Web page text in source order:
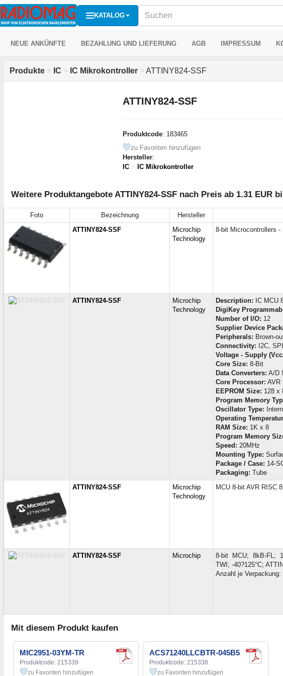
KATALOG
NEUE ANKÜNFTE BEZAHLUNG UND LIEFERUNG AGB IMPRESSUM
Produkte > IC > IC Mikrokontroller > ATTINY824-SSF
ATTINY824-SSF
Produktcode: 183465
zu Favoriten hinzufügen
Hersteller:
IC > IC Mikrokontroller
Weitere Produktangebote ATTINY824-SSF nach Preis ab 1.31 EUR
Foto Bezeichnung Hersteller
ATTINY824-SSF
Microchip
Technology
8-bit Microcontrollers
ATTINY824-SSF
Microchip
Technology
Description: IC MCU
DigiKey
Number of I/O: 12
Supplier Device
Peripherals: Brown-
Connectivity: I2C,
Voltage - Supply
Core Size: 8-Bit
Data Converters: A/D
Core Processor: AVR
EEPROM Size: 128 x
Program Memory
Oscillator Type:
Operating
RAM Size: 1K x 8
Program Memory
Speed: 20MHz
Mounting Type:
Package / Case: 14-
Packaging: Tube
ATTINY824-SSF
Microchip
Technology
MCU 8-bit AVR RISC
ATTINY824-SSF Microchip
8-bit MCU; 8kB-FL;
TWI; -40?125°C;
Anzahl je
Mit diesem Produkt kaufen
MIC2951-03YM-TR
Produktcode: 215339
zu Favoriten hinzufügen
ACS71240LLCBTR-045B5
Produktcode: 215338
zu Favoriten hinzufügen